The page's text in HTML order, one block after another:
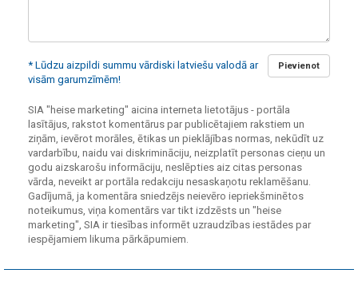
Pievienot
* Lūdzu aizpildi summu vārdiski latviešu valodā ar
visām garumzīmēm!
SIA "heise marketing" aicina interneta lietotājus - portāla
lasītājus, rakstot komentārus par publicētajiem rakstiem un
ziņām, ievērot morāles, ētikas un pieklājības normas, nekūdīt uz
vardarbību, naidu vai diskrimināciju, neizplatīt personas cieņu un
godu aizskarošu informāciju, neslēpties aiz citas personas
vārda, neveikt ar portāla redakciju nesaskaņotu reklamēšanu.
Gadījumā, ja komentāra sniedzējs neievēro iepriekšminētos
noteikumus, viņa komentārs var tikt izdzēsts un "heise
marketing", SIA ir tiesības informēt uzraudzības iestādes par
iespējamiem likuma pārkāpumiem.